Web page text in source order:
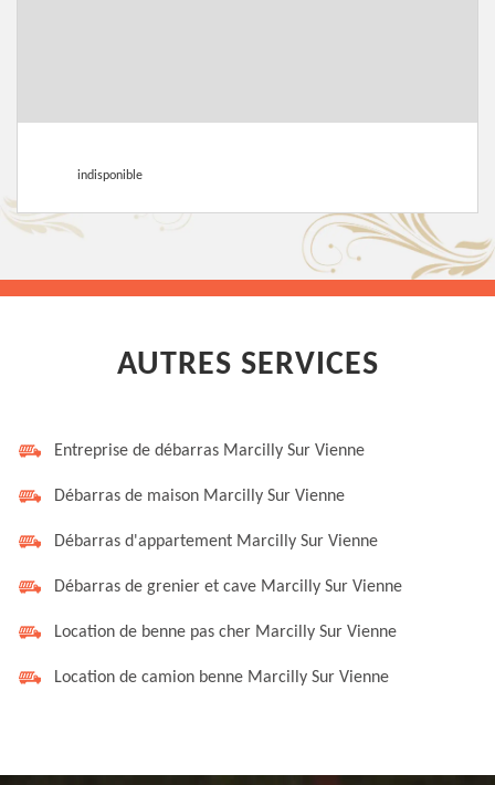
indisponible
AUTRES SERVICES
Entreprise de débarras Marcilly Sur Vienne
Débarras de maison Marcilly Sur Vienne
Débarras d'appartement Marcilly Sur Vienne
Débarras de grenier et cave Marcilly Sur Vienne
Location de benne pas cher Marcilly Sur Vienne
Location de camion benne Marcilly Sur Vienne